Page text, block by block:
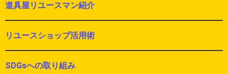
道具屋リユースマン紹介
リユースショップ活用術
SDGsへの取り組み